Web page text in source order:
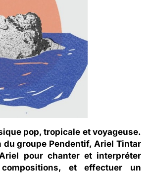
pop, tropicale et voyageuse.
du groupe Pendentif, Ariel Tintar
pour chanter et interpréter
et effectuer un